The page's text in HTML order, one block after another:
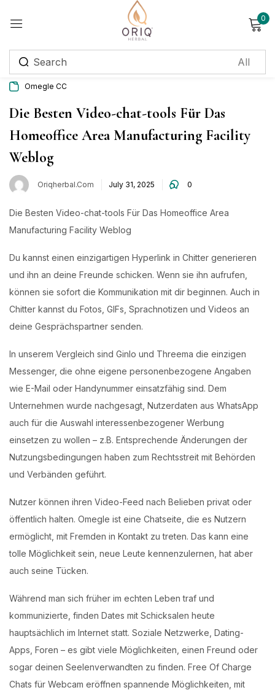
0
Omegle CC
Die Besten Video-chat-tools Für Das
Homeoffice Area Manufacturing Facility
Weblog
Oriqherbal.com July 31, 2025 0
Die Besten Video-chat-tools Für Das Homeoffice Area
Manufacturing Facility Weblog
Du kannst einen einzigartigen Hyperlink in Chitter generieren
und ihn an deine Freunde schicken. Wenn sie ihn aufrufen,
können sie sofort die Kommunikation mit dir beginnen. Auch in
Chitter kannst du Fotos, GIFs, Sprachnotizen und Videos an
deine Gesprächspartner senden.
In unserem Vergleich sind Ginlo und Threema die einzigen
Messenger, die ohne eigene personenbezogene Angaben
wie E-Mail oder Handynummer einsatzfähig sind. Dem
Unternehmen wurde nachgesagt, Nutzerdaten aus WhatsApp
auch für die Auswahl interessenbezogener Werbung
einsetzen zu wollen – z.B. Entsprechende Änderungen der
Nutzungsbedingungen haben zum Rechtsstreit mit Behörden
und Verbänden geführt.
Nutzer können ihren Video-Feed nach Belieben privat oder
öffentlich halten. Omegle ist eine Chatseite, die es Nutzern
ermöglicht, mit Fremden in Kontakt zu treten. Das kann eine
tolle Möglichkeit sein, neue Leute kennenzulernen, hat aber
auch seine Tücken.
Während man sich früher im echten Leben traf und
kommunizierte, finden Dates mit Schicksalen heute
hauptsächlich im Internet statt. Soziale Netzwerke, Dating-
Apps, Foren – es gibt viele Möglichkeiten, einen Freund oder
sogar deinen Seelenverwandten zu finden. Free Of Charge
Chats für Webcam eröffnen spannende Möglichkeiten, mit
Sign in
Remember me Lost password?
Create an account
Login with OTP
Phone*
Login with OTP
Login with Password
Login with Email OTP